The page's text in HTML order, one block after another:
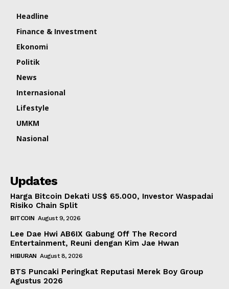
Headline
Finance & Investment
Ekonomi
Politik
News
Internasional
Lifestyle
UMKM
Nasional
Updates
Harga Bitcoin Dekati US$ 65.000, Investor Waspadai
Risiko Chain Split
BITCOIN August 9, 2026
Lee Dae Hwi AB6IX Gabung Off The Record
Entertainment, Reuni dengan Kim Jae Hwan
HIBURAN August 8, 2026
BTS Puncaki Peringkat Reputasi Merek Boy Group
Agustus 2026